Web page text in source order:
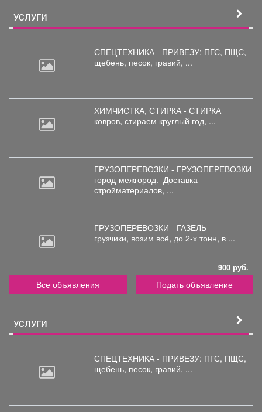
УСЛУГИ
СПЕЦТЕХНИКА - ПРИВЕЗУ: ПГС, ПЩС,
щебень, песок, гравий, ...
ХИМЧИСТКА, СТИРКА - СТИРКА
ковров, стираем круглый год, ...
ГРУЗОПЕРЕВОЗКИ - ГРУЗОПЕРЕВОЗКИ
город-межгород. Доставка
стройматериалов, ...
ГРУЗОПЕРЕВОЗКИ - ГАЗЕЛЬ
грузчики, возим всё, до 2-х тонн, в ...
900 руб.
Все объявления Подать объявление
УСЛУГИ
СПЕЦТЕХНИКА - ПРИВЕЗУ: ПГС, ПЩС,
щебень, песок, гравий, ...